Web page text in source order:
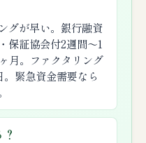
グが早い。銀行融資
保証協会付2週間〜1
月。ファクタリング
緊急資金需要なら